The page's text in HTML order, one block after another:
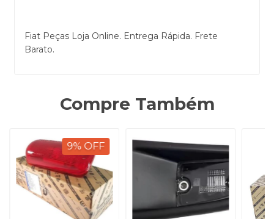
Fiat Peças Loja Online. Entrega Rápida. Frete
Barato.
Compre Também
9% OFF